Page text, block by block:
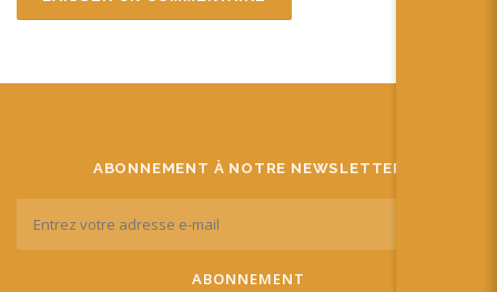
ABONNEMENT À NOTRE NEWSLETTER